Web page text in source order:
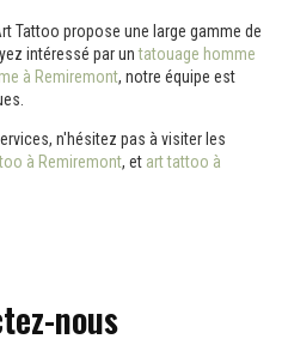
Tattoo propose une large gamme de
intéressé par untatouage homme
à Remiremont, notre équipe est
n'hésitez pas à visiter les
à Remiremont, et art tattoo à
nous